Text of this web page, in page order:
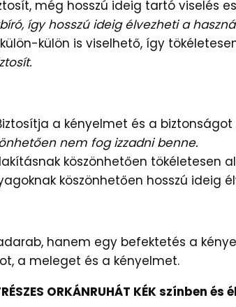
még hosszú ideig tartó viselés
így hosszú ideig élvezheti a
külön is viselhető, így
a kényelmet és a
nem fog izzadni benne.
köszönhetően tökéletesen
köszönhetően hosszú ideig
hanem egy befektetés a
a meleget és a kényelmet.
ORKÁNRUHÁT KÉK színben